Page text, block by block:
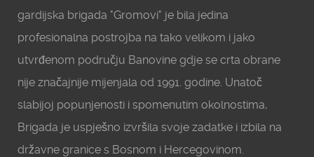
gardijska brigada "Gromovi" je bila jedina
profesionalna postrojba na tako velikom i jako
utvrđenom području Banovine gdje se crta obrane
nije značajnije mijenjala od 1991. godine. Unatoč
slabijoj popunjenosti i spomenutim okolnostima,
Brigada je uspješno izvršila svoje zadatke i izbila na
državne granice s Bosnom i Hercegovinom.